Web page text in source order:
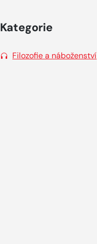
Kategorie
Filozofie a náboženství